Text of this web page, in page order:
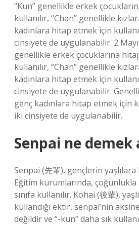
“Kun” genellikle erkek
kullanılır, “Chan” genellikle
kadınlara hitap etmek için
cinsiyete de uygulanabilir. 2
genellikle erkek çocuklarına
kullanılır, “Chan” genellikle
kadınlara hitap etmek için
cinsiyete de uygulanabilir.
genç kadınlara hitap etmek için
iki cinsiyete de uygulanabilir.
Senpai ne demek
Senpai (先輩), gençlerin yaşlılara
Eğitim kurumlarında, çoğunlukla
sınıfa kullanılır. Kohai (後輩),
kullandığı ektir, senpai’nin
değildir ve “-kun” daha sık